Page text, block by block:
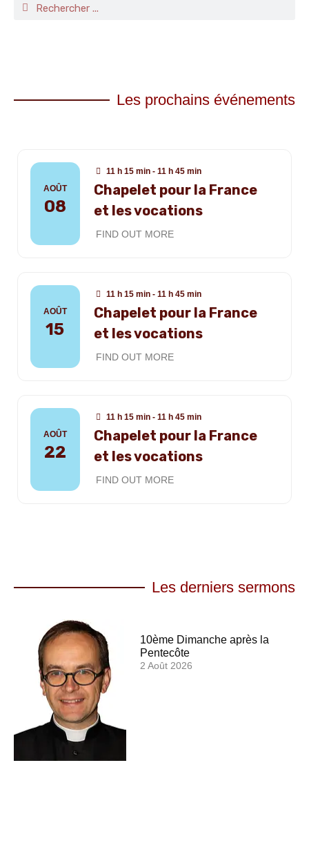
Les prochains événements
AOÛT
08
11 h 15 min - 11 h 45 min
Chapelet pour la France
et les vocations
FIND OUT MORE
AOÛT
15
11 h 15 min - 11 h 45 min
Chapelet pour la France
et les vocations
FIND OUT MORE
AOÛT
22
11 h 15 min - 11 h 45 min
Chapelet pour la France
et les vocations
FIND OUT MORE
Les derniers sermons
10ème Dimanche après la
Pentecôte
2 Août 2026